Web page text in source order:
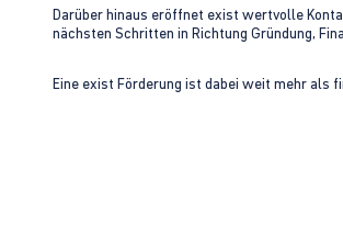
Darüber hinaus eröffnet exist wertvolle
nächsten Schritten in Richtung Gründung,
Eine exist Förderung ist dabei weit mehr als